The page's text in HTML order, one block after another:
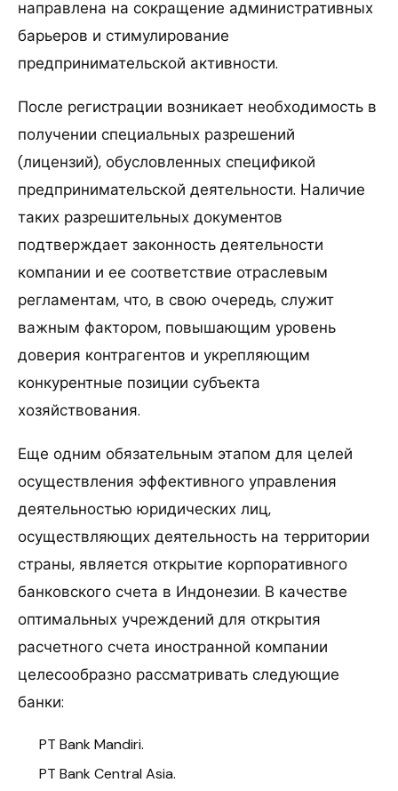
направлена на сокращение административных
барьеров и стимулирование
предпринимательской активности.
После регистрации возникает необходимость в
получении специальных разрешений
(лицензий), обусловленных спецификой
предпринимательской деятельности. Наличие
таких разрешительных документов
подтверждает законность деятельности
компании и ее соответствие отраслевым
регламентам, что, в свою очередь, служит
важным фактором, повышающим уровень
доверия контрагентов и укрепляющим
конкурентные позиции субъекта
хозяйствования.
Еще одним обязательным этапом для целей
осуществления эффективного управления
деятельностью юридических лиц,
осуществляющих деятельность на территории
страны, является открытие корпоративного
банковского счета в Индонезии. В качестве
оптимальных учреждений для открытия
расчетного счета иностранной компании
целесообразно рассматривать следующие
банки:
PT Bank Mandiri.
PT Bank Central Asia.